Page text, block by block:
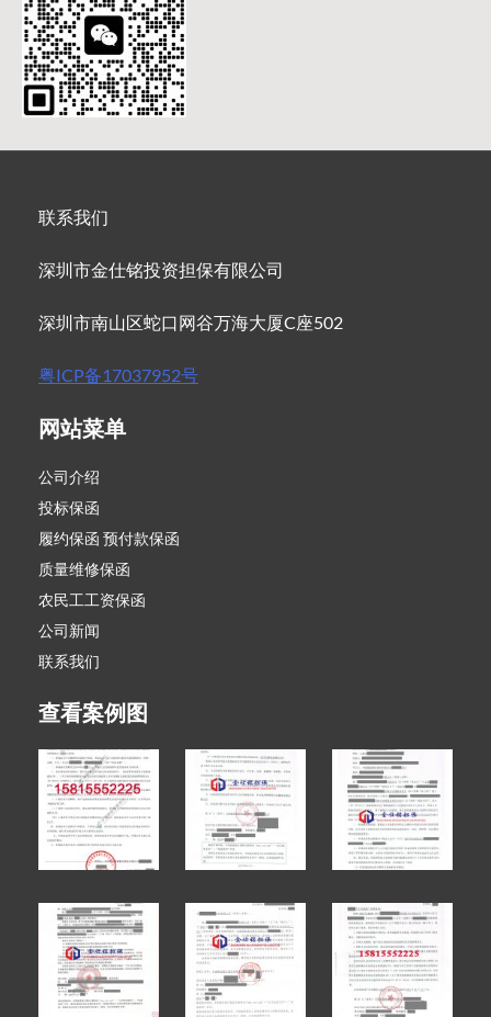
联系我们
深圳市金仕铭投资担保有限公司
深圳市南山区蛇口网谷万海大厦C座502
粤ICP备17037952号
网站菜单
公司介绍
投标保函
履约保函 预付款保函
质量维修保函
农民工工资保函
公司新闻
联系我们
查看案例图